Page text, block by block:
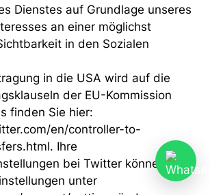
Dienstes auf Grundlage unseres
an einer möglichst
in den Sozialen
in die USA wird auf die
der EU-Kommission
finden Sie hier:
en/controller-to-
Ihre
bei Twitter können Sie
unter